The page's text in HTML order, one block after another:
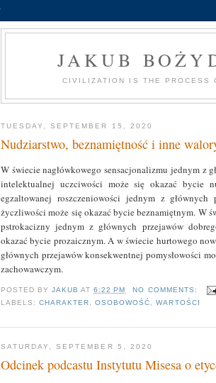
JAKUB
CIVILIZATION IS THE PROCESS
TUESDAY, SEPTEMBER 15, 2020
Nudziarstwo, beznamiętność i inne
W świecie nagłówkowego sensacjonalizmu jednym z
intelektualnej uczciwości może się okazać bycie
egzaltowanej roszczeniowości jednym z głównych
życzliwości może się okazać bycie beznamiętnym. W
pstrokacizny jednym z głównych przejawów
okazać bycie prozaicznym. A w świecie hurtowego
głównych przejawów konsekwentnej pomysłowości
zachowawczym.
POSTED BYJAKUB AT6:22 PM
NO COMMENTS:
LABELS:CHARAKTER ,OSOBOWOŚĆ ,WARTOŚCI
SATURDAY, SEPTEMBER 5, 2020
Odcinek podcastu Instytutu Misesa o